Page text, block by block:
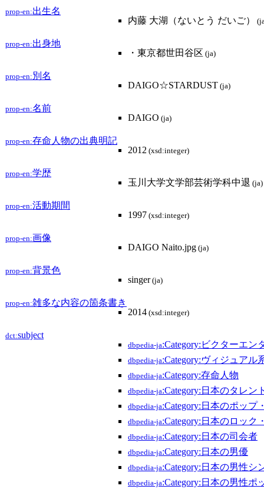
prop-en:出生名
内藤 大湖（ないとう だいご）
prop-en:出身地
・東京都世田谷区 (ja)
prop-en: 別名
DAIGO☆STARDUST (ja)
prop-en:名前
DAIGO (ja)
prop-en:存命人物の出典明記
2012 (xsd:integer)
prop-en:学歴
玉川大学文学部芸術学科中退 (ja)
prop-en:活動期間
1997 (xsd:integer)
prop-en:画像
DAIGO Naito.jpg (ja)
prop-en:背景色
singer(ja)
prop-en:雑多な内容の箇条書き
2014 (xsd:integer)
dct:subject
dbpedia-ja:Category:ビクターエ
dbpedia-ja:Category:ヴィジュアル
dbpedia-ja:Category:存命人物
dbpedia-ja:Category:日本のタレン
dbpedia-ja:Category:日本のポップ
dbpedia-ja:Category:日本のロック
dbpedia-ja:Category:日本の司会者
dbpedia-ja:Category:日本の男優
dbpedia-ja:Category:日本の男性シ
dbpedia-ja:Category:日本の男性ポ